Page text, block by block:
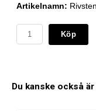
Artikelnamn:
Köp
Du kanske också